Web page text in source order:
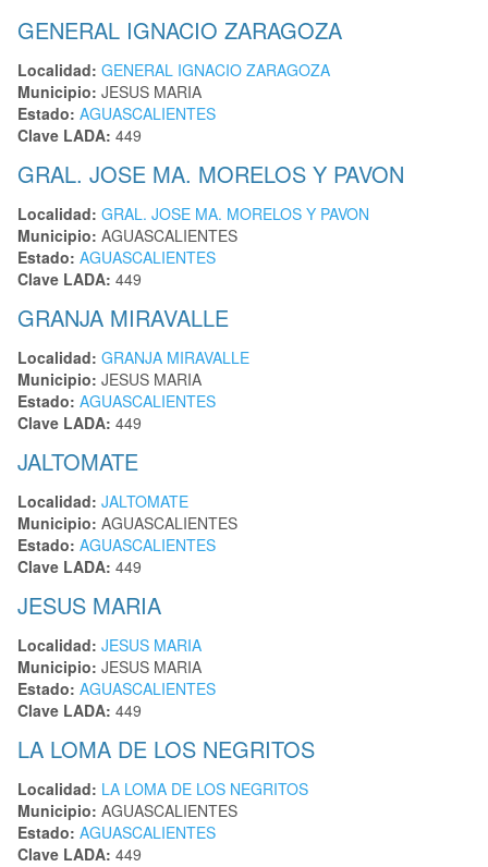
GENERAL IGNACIO ZARAGOZA
Localidad: GENERAL IGNACIO ZARAGOZA
Municipio: JESUS MARIA
Estado: AGUASCALIENTES
Clave LADA: 449
GRAL. JOSE MA. MORELOS Y PAVON
Localidad: GRAL. JOSE MA. MORELOS Y PAVON
Municipio: AGUASCALIENTES
Estado: AGUASCALIENTES
Clave LADA: 449
GRANJA MIRAVALLE
Localidad: GRANJA MIRAVALLE
Municipio: JESUS MARIA
Estado: AGUASCALIENTES
Clave LADA: 449
JALTOMATE
Localidad: JALTOMATE
Municipio: AGUASCALIENTES
Estado: AGUASCALIENTES
Clave LADA: 449
JESUS MARIA
Localidad: JESUS MARIA
Municipio: JESUS MARIA
Estado: AGUASCALIENTES
Clave LADA: 449
LA LOMA DE LOS NEGRITOS
Localidad: LA LOMA DE LOS NEGRITOS
Municipio: AGUASCALIENTES
Estado: AGUASCALIENTES
Clave LADA: 449